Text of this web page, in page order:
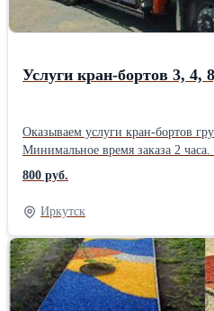
Услуги кран-бортов 3, 4,
Оказываем услуги кран-бортов
Минимальное время заказа 2
руб.Производитель: Собственное
800 руб.
Иркутск